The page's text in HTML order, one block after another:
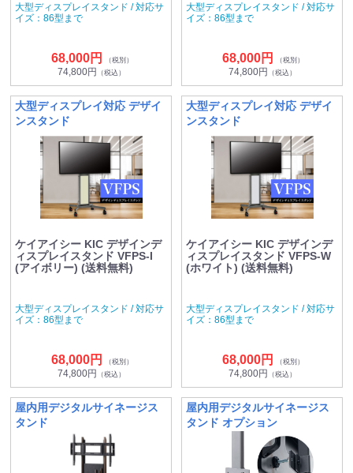
大型ディスプレイスタンド / 対応サ
イズ：86型まで
68,000円 （税別）
74,800円 （税込）
大型ディスプレイスタンド / 対応サ
イズ：86型まで
68,000円 （税別）
74,800円 （税込）
大型ディスプレイ対応 デザイ
ンスタンド
ケイアイシー KIC デザインデ
ィスプレイスタンド VFPS-I
(アイボリー) (送料無料)
大型ディスプレイスタンド / 対応サ
イズ：86型まで
68,000円 （税別）
74,800円 （税込）
大型ディスプレイ対応 デザイ
ンスタンド
ケイアイシー KIC デザインデ
ィスプレイスタンド VFPS-W
(ホワイト) (送料無料)
大型ディスプレイスタンド / 対応サ
イズ：86型まで
68,000円 （税別）
74,800円 （税込）
屋内用デジタルサイネージス
タンド
屋内用デジタルサイネージス
タンド オプション